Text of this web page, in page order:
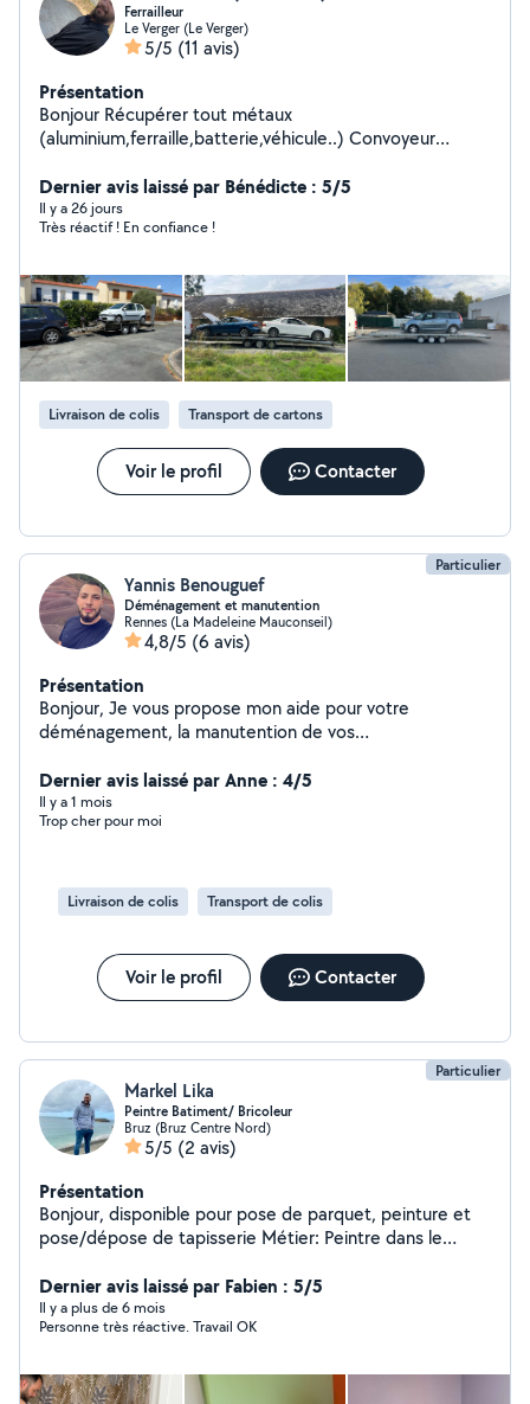
Ferrailleur
Le Verger (Le Verger)
5/5 (11 avis)
Présentation
Bonjour Récupérer tout métaux
(aluminium,ferraille,batterie,véhicule..) Convoyeur
Dernier avis laissé par Bénédicte : 5/5
Il y a 26 jours
Très réactif ! En confiance !
Livraison de colis Transport de cartons
Voir le profil Contacter
Particulier
Yannis Benouguef
Déménagement et manutention
Rennes (La Madeleine Mauconseil)
4,8/5 (6 avis)
Présentation
Bonjour, Je vous propose mon aide pour votre
déménagement, la manutention de vos
de débarras. Sérieux et minutieux, je saurai prendre soin
de tous les objets que vous me confierez. Je viens avec
le matériel nécessaire pour un transport en toute
personne en plus. Je reste à votre disposition pour
toute information complémentaire. Yannis
Dernier avis laissé par Anne : 4/5
Il y a 1 mois
Trop cher pour moi
Livraison de colis Transport de colis
Voir le profil Contacter
Particulier
Markel Lika
Peintre Batiment/ Bricoleur
Bruz (Bruz Centre Nord)
5/5 (2 avis)
Présentation
Bonjour, disponible pour pose de parquet, peinture et
pose/dépose de tapisserie Métier: Peintre dans le
Dernier avis laissé par Fabien : 5/5
Il y a plus de 6 mois
Personne très réactive. Travail OK